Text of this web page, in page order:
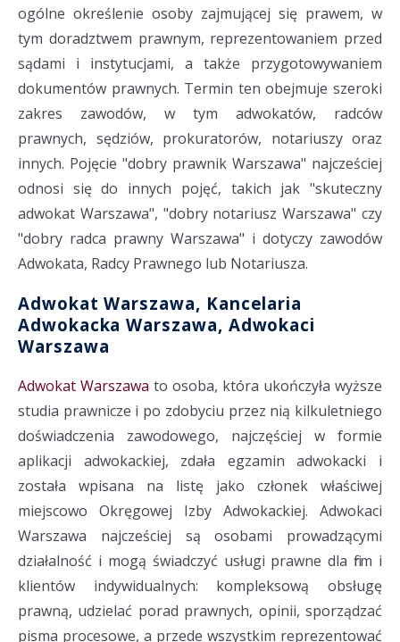
ogólne określenie osoby zajmującej się prawem, w
tym doradztwem prawnym, reprezentowaniem przed
sądami i instytucjami, a także przygotowywaniem
dokumentów prawnych. Termin ten obejmuje szeroki
zakres zawodów, w tym adwokatów, radców
prawnych, sędziów, prokuratorów, notariuszy oraz
innych. Pojęcie "dobry prawnik Warszawa" najcześciej
odnosi się do innych pojęć, takich jak "skuteczny
adwokat Warszawa", "dobry notariusz Warszawa" czy
"dobry radca prawny Warszawa" i dotyczy zawodów
Adwokata, Radcy Prawnego lub Notariusza.
Adwokat Warszawa, Kancelaria
Adwokacka Warszawa, Adwokaci
Warszawa
Adwokat Warszawa to osoba, która ukończyła wyższe
studia prawnicze i po zdobyciu przez nią kilkuletniego
doświadczenia zawodowego, najczęściej w formie
aplikacji adwokackiej, zdała egzamin adwokacki i
została wpisana na listę jako członek właściwej
miejscowo Okręgowej Izby Adwokackiej. Adwokaci
Warszawa najcześciej są osobami prowadzącymi
działalność i mogą świadczyć usługi prawne dla firm i
klientów indywidualnych: kompleksową obsługę
prawną, udzielać porad prawnych, opinii, sporządzać
pisma procesowe, a przede wszystkim reprezentować